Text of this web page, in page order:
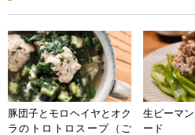
豚団子とモロヘイヤとオク
ラのトロトロスープ（ご
生ピーマ
ード